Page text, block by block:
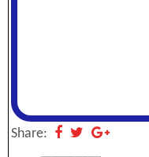
Share: